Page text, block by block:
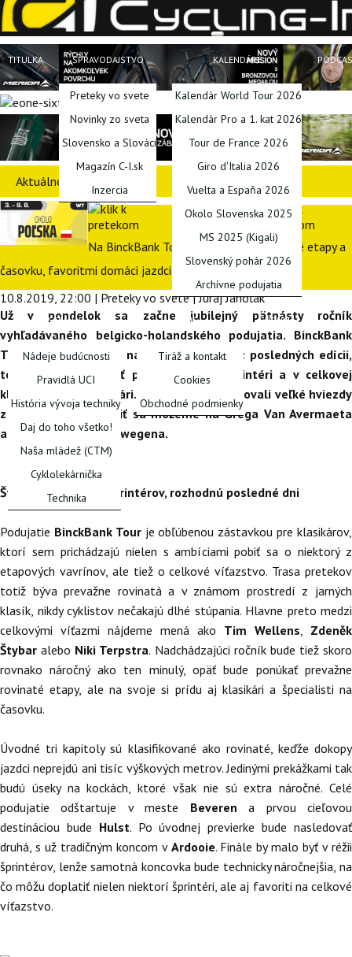
TITULKA SPRAVODAJSTVO
Preteky vo svete
Novinky zo sveta
Slovensko a Slováci
Magazín C-I.sk
Inzercia
KALENDÁRE
Kalendár World Tour 2026
Kalendár Pro a 1. kat 2026
Tour de France 2026
Giro d'Italia 2026
Vuelta a Espaňa 2026
Okolo Slovenska 2025
MS 2025 (Kigali)
Slovenský pohár 2026
Archívne podujatia
SERIÁLY
Nádeje budúcnosti
Pravidlá UCI
História vývoja techniky
Daj do toho všetko!
Naša mládež (CTM)
Cyklolekárnička
Technika
INÉ
Tiráž a kontakt
Cookies
Obchodné podmienky
FÓRUM
Aktuálne preteky
Na BinckBank Tour uvidíme štyri rovinaté etapy a
časovku, favoritmi domáci jazdci
10.8.2019, 22:00 | Preteky vo svete | Juraj Janoťák
Už v pondelok sa začne jubilejný pätnásty ročník
vyhľadávaného belgicko-holandského podujatia. BinckBank
Tour aj v tomto roku nadviaže na odkaz z posledných edícii,
teda opäť budú hrať prím prevažne šprintéri a v celkovej
klasifikácii zas klasikári. Na preteky pricestovali veľké hviezdy
z oboch táborov, tešiť sa môžeme na Grega Van Avermaeta
alebo Dylana Groenewegena.
Štyri možnosti pre šprintérov, rozhodnú posledné dni
Podujatie BinckBank Tourje obľúbenou zástavkou pre klasikárov,
ktorí sem prichádzajú nielen s ambíciami pobiť sa o niektorý z
etapových vavrínov, ale tiež o celkové víťazstvo. Trasa pretekov
totiž býva prevažne rovinatá a v známom prostredí z jarných
klasík, nikdy cyklistov nečakajú dlhé stúpania. Hlavne preto medzi
celkovými víťazmi nájdeme mená ako Tim Wellens
Zdeněk
Štybar alebo Niki Terpstra. Nadchádzajúci ročník bude tiež skoro
rovnako náročný ako ten minulý, opäť bude ponúkať prevažne
rovinaté etapy, ale na svoje si prídu aj klasikári a špecialisti na
časovku.
Úvodné tri kapitoly sú klasifikované ako rovinaté, keďže dokopy
jazdci neprejdú ani tisíc výškových metrov. Jedinými prekážkami tak
budú úseky na kockách, ktoré však nie sú extra náročné. Celé
podujatie odštartuje v meste Beveren a prvou cieľovou
destináciou bude Hulst. Po úvodnej previerke bude nasledovať
druhá, s už tradičným koncom v Ardooie. Finále by malo byť v réžii
šprintérov, lenže samotná koncovka bude technicky náročnejšia, na
čo môžu doplatiť nielen niektorí šprintéri, ale aj favoriti na celkové
víťazstvo.